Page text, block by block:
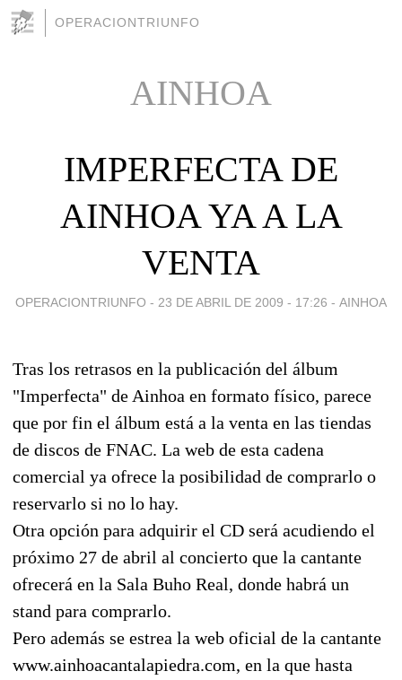
OPERACIONTRIUNFO
AINHOA
IMPERFECTA DE
AINHOA YA A LA
VENTA
OPERACIONTRIUNFO - 23 DE ABRIL DE 2009 - 17:26 - AINHOA
Tras los retrasos en la publicación del álbum
"Imperfecta" de Ainhoa en formato físico, parece
que por fin el álbum está a la venta en las tiendas
de discos de FNAC. La web de esta cadena
comercial ya ofrece la posibilidad de comprarlo o
reservarlo si no lo hay.
Otra opción para adquirir el CD será acudiendo el
próximo 27 de abril al concierto que la cantante
ofrecerá en la Sala Buho Real, donde habrá un
stand para comprarlo.
Pero además se estrea la web oficial de la cantante
www.ainhoacantalapiedra.com, en la que hasta